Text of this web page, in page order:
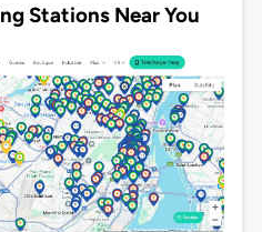
Stations Near You